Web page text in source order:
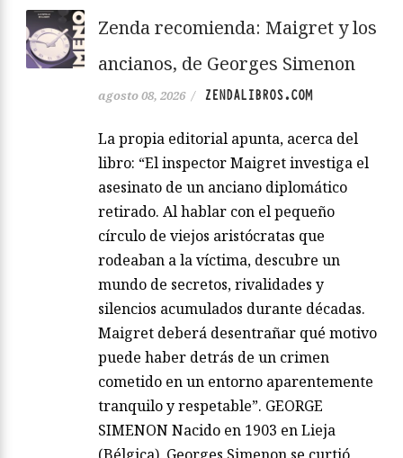
Zenda recomienda: Maigret y los
ancianos, de Georges Simenon
agosto 08, 2026 / ZENDALIBROS.COM
La propia editorial apunta, acerca del
libro: “El inspector Maigret investiga el
asesinato de un anciano diplomático
retirado. Al hablar con el pequeño
círculo de viejos aristócratas que
rodeaban a la víctima, descubre un
mundo de secretos, rivalidades y
silencios acumulados durante décadas.
Maigret deberá desentrañar qué motivo
puede haber detrás de un crimen
cometido en un entorno aparentemente
tranquilo y respetable”. GEORGE
SIMENON Nacido en 1903 en Lieja